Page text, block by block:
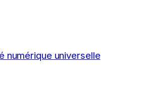
numérique universelle